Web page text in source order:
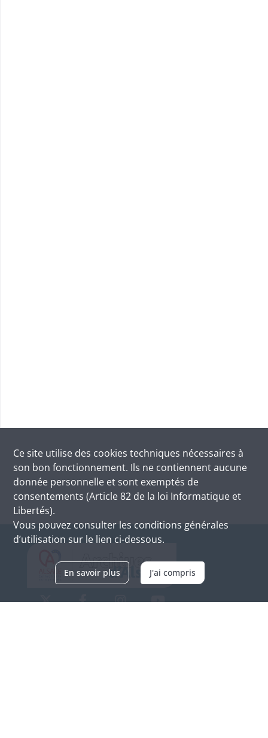
Ce site utilise des cookies techniques nécessaires à
son bon fonctionnement. Ils ne contiennent aucune
donnée personnelle et sont exemptés de
consentements (Article 82 de la loi Informatique et
Libertés).
Vous pouvez consulter les conditions générales
d’utilisation sur le lien ci-dessous.
En savoir plus J'ai compris